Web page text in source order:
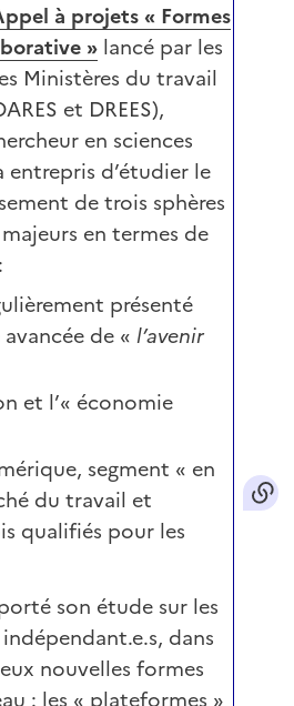
à projets « Formes
» lancé par les
Ministères du travail
et DREES),
en sciences
entrepris d’étudier le
de trois sphères
en termes de
présenté
de « l’avenir
et l’« économie
segment « en
du travail et
qualifiés pour les
son étude sur les
dans
nouvelles formes
: les « plateformes »